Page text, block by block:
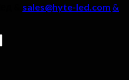
sales@hyte-led.com &